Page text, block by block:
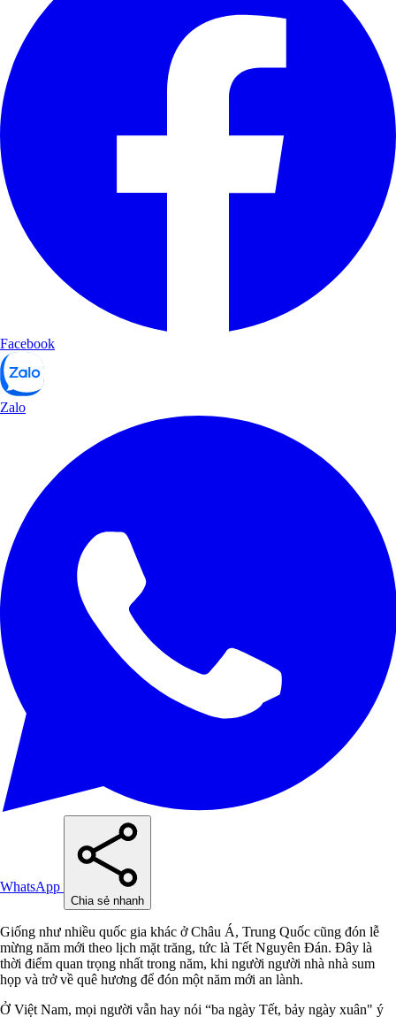
Facebook
Zalo
WhatsApp
Chia sẻ nhanh
Giống như nhiều quốc gia khác ở Châu Á, Trung Quốc cũng đón lễ
mừng năm mới theo lịch mặt trăng, tức là Tết Nguyên Đán. Đây là
thời điểm quan trọng nhất trong năm, khi người người nhà nhà sum
họp và trở về quê hương để đón một năm mới an lành.
Ở Việt Nam, mọi người vẫn hay nói “ba ngày Tết, bảy ngày xuân" ý